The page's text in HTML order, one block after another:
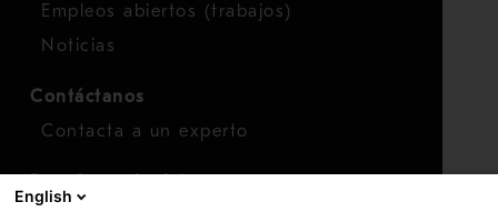
Empleos abiertos (trabajos)
Noticias
Contáctanos
Contacta a un experto
English